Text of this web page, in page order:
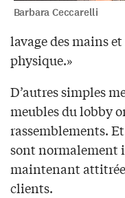
Barbara Ceccarelli
lavage des mains
physique.»
D’autres simples
meubles du lobby
rassemblements.
sont normalement
maintenant
clients.